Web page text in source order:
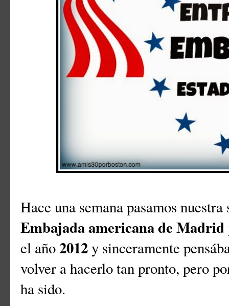
Hace una semana pasamos
Embajada americana de Madrid
el año2012y sinceramente
volver a hacerlo tan pronto, pero
ha sido.